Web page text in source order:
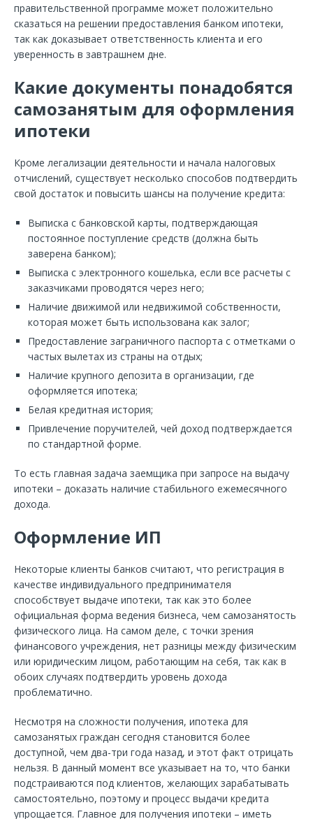
правительственной программе может положительно
сказаться на решении предоставления банком ипотеки,
так как доказывает ответственность клиента и его
уверенность в завтрашнем дне.
Какие документы понадобятся
самозанятым для оформления
ипотеки
Кроме легализации деятельности и начала налоговых
отчислений, существует несколько способов подтвердить
свой достаток и повысить шансы на получение кредита:
Выписка с банковской карты, подтверждающая
постоянное поступление средств (должна быть
заверена банком);
Выписка с электронного кошелька, если все расчеты с
заказчиками проводятся через него;
Наличие движимой или недвижимой собственности,
которая может быть использована как залог;
Предоставление заграничного паспорта с отметками о
частых вылетах из страны на отдых;
Наличие крупного депозита в организации, где
оформляется ипотека;
Белая кредитная история;
Привлечение поручителей, чей доход подтверждается
по стандартной форме.
То есть главная задача заемщика при запросе на выдачу
ипотеки – доказать наличие стабильного ежемесячного
дохода.
Оформление ИП
Некоторые клиенты банков считают, что регистрация в
качестве индивидуального предпринимателя
способствует выдаче ипотеки, так как это более
официальная форма ведения бизнеса, чем самозанятость
физического лица. На самом деле, с точки зрения
финансового учреждения, нет разницы между физическим
или юридическим лицом, работающим на себя, так как в
обоих случаях подтвердить уровень дохода
проблематично.
Несмотря на сложности получения, ипотека для
самозанятых граждан сегодня становится более
доступной, чем два-три года назад, и этот факт отрицать
нельзя. В данный момент все указывает на то, что банки
подстраиваются под клиентов, желающих зарабатывать
самостоятельно, поэтому и процесс выдачи кредита
упрощается. Главное для получения ипотеки – иметь